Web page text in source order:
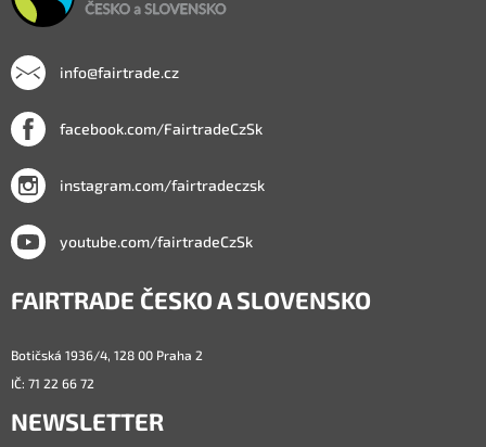
info@fairtrade.cz
facebook.com/FairtradeCzSk
instagram.com/fairtradeczsk
youtube.com/fairtradeCzSk
FAIRTRADE ČESKO A SLOVENSKO
Botičská 1936/4, 128 00 Praha 2
IČ: 71 22 66 72
NEWSLETTER